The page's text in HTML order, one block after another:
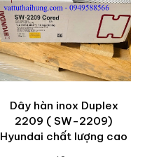
Dây hàn inox Duplex
2209 ( SW-2209)
Hyundai chất lượng cao